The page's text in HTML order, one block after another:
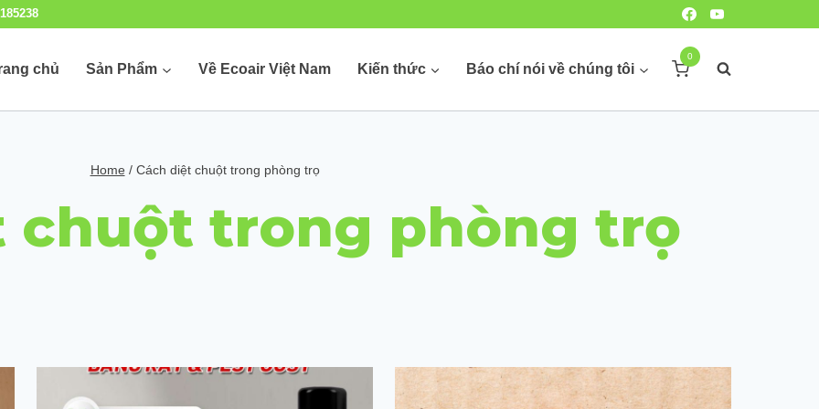
chủ Sản Phẩm Về Ecoair Việt Nam Kiến thức Báo chí nói về chúng tôi
0
Home / Cách diệt chuột trong phòng trọ
chuột trong phòng trọ